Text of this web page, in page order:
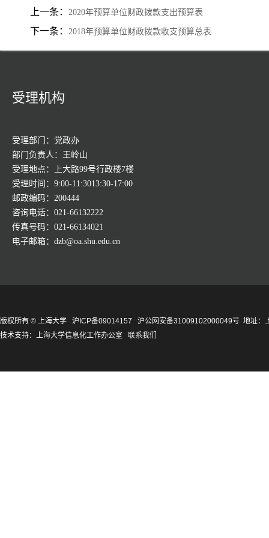
上一条： 2020年预算单位财政拨款支出预算表
下一条： 2018年预算单位财政拨款收支预算总表
受理机构
受理部门：党政办
部门负责人：王岭山
受理地点：上大路99号行政楼7楼
受理时间：9:00-11:3013:30-17:00
邮政编码：200444
咨询电话：021-66132222
传真号码：021-66134021
电子邮箱：dzb@oa.shu.edu.cn
版权所有 © 上海大学 沪ICP备09014157 沪公网安备31009102000049号 地址：
技术支持： 上海大学信息化工作办公室 联系我们